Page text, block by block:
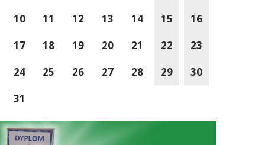
10
11 12 13 14 15
16
17
18 19 20 21 22
23
24
25 26 27 28 29
30
31
Wspólnie Tworzymy Przyszłość Małopolski